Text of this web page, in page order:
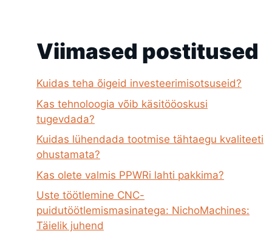
Viimased postitused
Kuidas teha õigeid investeerimisotsuseid?
Kas tehnoloogia võib käsitööoskusi
tugevdada?
Kuidas lühendada tootmise tähtaegu kvaliteeti
ohustamata?
Kas olete valmis PPWRi lahti pakkima?
Uste töötlemine CNC-
puidutöötlemismasinatega: NichoMachines:
Täielik juhend